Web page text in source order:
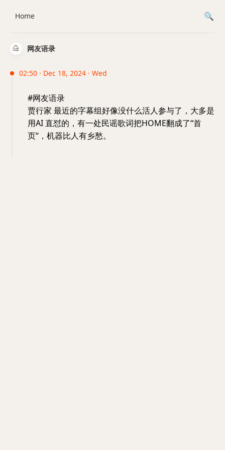
网友语录
02:50 · Dec 18, 2024 · Wed
#网友语录
贾行家 最近的字幕组好像没什么活人参与了，大多是
用AI 直怼的，有一处民谣歌词把HOME翻成了“首
页“，机器比人有乡愁。
Home